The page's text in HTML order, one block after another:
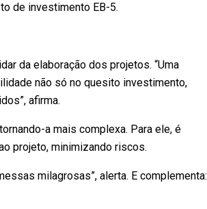
de investimento EB-5.
da elaboração dos projetos. “Uma
não só no quesito investimento,
afirma.
a mais complexa. Para ele, é
projeto, minimizando riscos.
milagrosas”, alerta. E complementa: